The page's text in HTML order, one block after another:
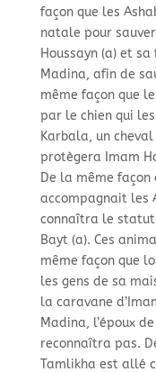
façon que les
natale pour
Houssayn (a) et
Madina, afin de
même façon que
par le chien qui
Karbala, un
protègera Imam
De la même façon
accompagnait les
connaîtra le statut
Bayt (a). Ces
même façon que
les gens de sa
la caravane
Madina, l’époux
reconnaîtra pas.
Tamlikha est allé